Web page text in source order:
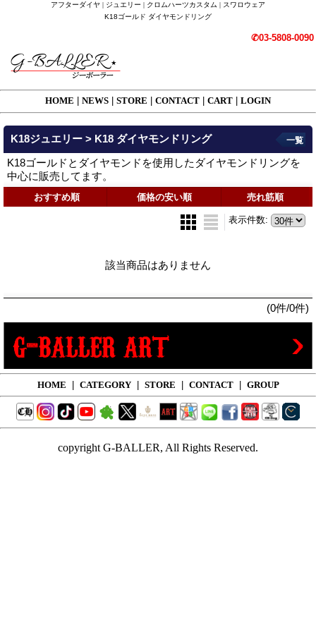
アフターダイヤ | ジュエリー | クロムハーツカスタム | スワロウェア
K18ゴールド ダイヤモンドリング
✆03-5808-0090
HOME NEWS STORE CONTACT CART LOGIN
K18ジュエリー > K18 ダイヤモンドリング
K18ゴールドとダイヤモンドを使用したダイヤモンドリングを
中心に販売してます。
一覧
おすすめ順 価格の安い順 売れ筋順
表示件数:
該当商品はありません
(0件/0件)
HOME | CATEGORY | STORE | CONTACT | GROUP
copyright G-BALLER, All Rights Reserved.